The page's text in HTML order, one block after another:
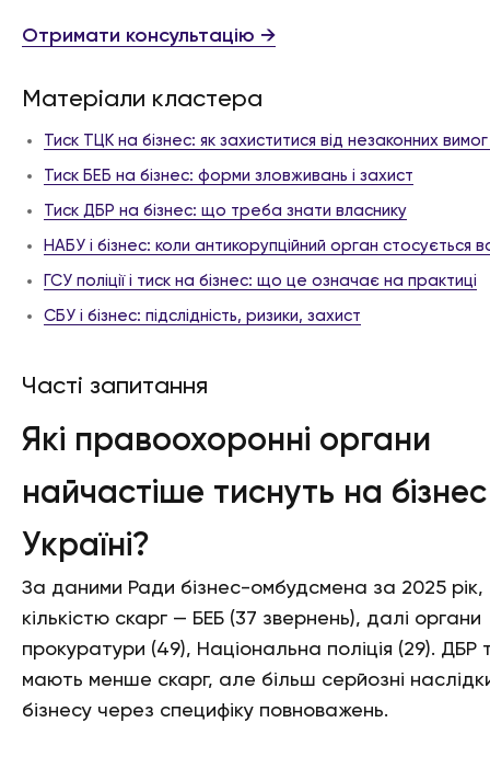
Отримати консультацію →
Матеріали кластера
Тиск ТЦК на бізнес: як захиститися від незаконних
Тиск БЕБ на бізнес: форми зловживань і захист
Тиск ДБР на бізнес: що треба знати власнику
НАБУ і бізнес: коли антикорупційний орган стосується
ГСУ поліції і тиск на бізнес: що це означає на практиці
СБУ і бізнес: підслідність, ризики, захист
Часті запитання
Які правоохоронні органи
найчастіше тиснуть на
Україні?
За даними Ради бізнес-омбудсмена за 2025 рік,
кількістю скарг — БЕБ (37 звернень), далі органи
прокуратури (49), Національна поліція (29). ДБР
мають менше скарг, але більш серйозні
бізнесу через специфіку повноважень.